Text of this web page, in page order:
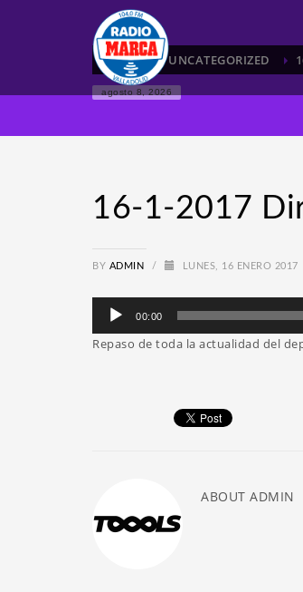
HOME UNCATEGORIZED
agosto 8, 2026
16-1-2017
BY ADMIN / LUNES, 16 ENERO 2017
Reproductor
audio
00:00
Repaso de toda la actualidad del
ABOUT ADMIN